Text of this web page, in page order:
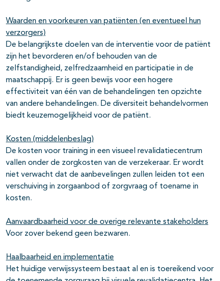
Waarden en voorkeuren van patiënten (en eventueel hun
verzorgers)
De belangrijkste doelen van de interventie voor de patiënt
zijn het bevorderen en/of behouden van de
zelfstandigheid, zelfredzaamheid en participatie in de
maatschappij. Er is geen bewijs voor een hogere
effectiviteit van één van de behandelingen ten opzichte
van andere behandelingen. De diversiteit behandelvormen
biedt keuzemogelijkheid voor de patiënt.
Kosten (middelenbeslag)
De kosten voor training in een visueel revalidatiecentrum
vallen onder de zorgkosten van de verzekeraar. Er wordt
niet verwacht dat de aanbevelingen zullen leiden tot een
verschuiving in zorgaanbod of zorgvraag of toename in
kosten.
Aanvaardbaarheid voor de overige relevante stakeholders
Voor zover bekend geen bezwaren.
Haalbaarheid en implementatie
Het huidige verwijssysteem bestaat al en is toereikend voor